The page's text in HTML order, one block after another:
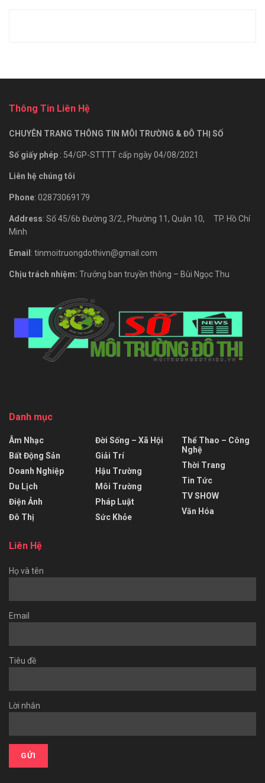
Thông Tin Liên Hệ
CHUYÊN TRANG THÔNG TIN MÔI TRƯỜNG & ĐÔ THỊ SỐ
Số giấy phép : 54/GP-STTTT cấp ngày 04/08/2021
Liên hệ chúng tôi
Phone: 02873069179
Address: Số 45/6b Đường 3/2., Phường 11, Quận 10, TP. Hồ Chí
Minh
Email : tinmoitruongdothivn@gmail.com
Chịu trách nhiệm: Trưởng ban truyền thông – Bùi Ngọc Thu
Danh mục
Âm Nhạc
Bất Động Sản
Doanh Nghiệp
Du Lịch
Điện Ảnh
Đô Thị
Đời Sống – Xã Hội
Giải Trí
Hậu Trường
Môi Trường
Pháp Luật
Sức Khỏe
Thể Thao – Công
Nghệ
Thời Trang
Tin Tức
TV SHOW
Văn Hóa
Liên Hệ
Họ và tên
Email
Tiêu đề
Lời nhắn